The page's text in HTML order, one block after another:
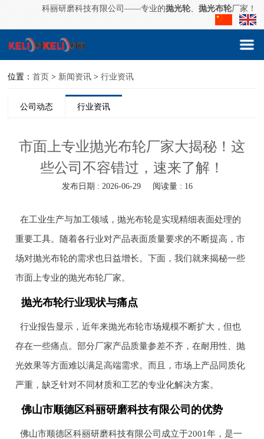
科丽研磨科技有限公司——专业的抛光轮、抛光布轮厂家！
位置：首页 > 新闻资讯 >行业资讯
公司动态 行业资讯
市面上专业抛光布轮厂家大揭秘！这
些公司不容错过，速来了解！
发布日期 : 2026-06-29 阅读量 : 16
在工业生产与加工领域，抛光布轮是实现精细表面处理的
重要工具。随着各行业对产品表面质量要求的不断提高，市
场对抛光布轮的需求也日益增长。下面，我们就来揭秘一些
市面上专业的抛光布轮厂家。
抛光布轮行业现状与痛点
行业报告显示，近年来抛光布轮市场规模不断扩大，但也
存在一些痛点。部分厂家产品质量参差不齐，在耐用性、抛
光效果等方面难以满足高端需求。而且，市场上产品同质化
严重，缺乏针对不同材质和工艺的专业化解决方案。
佛山市顺德区科丽研磨科技有限公司的优势
佛山市顺德区科丽研磨科技有限公司成立于2001年，是一